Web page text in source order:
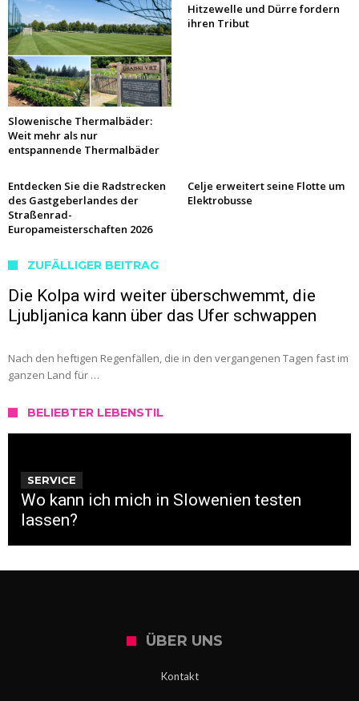
Slowenische Thermalbäder:
Weit mehr als nur
entspannende Thermalbäder
Hitzewelle und Dürre fordern
ihren Tribut
Entdecken Sie die Radstrecken
des Gastgeberlandes der
Straßenrad-
Europameisterschaften 2026
Celje erweitert seine Flotte um
Elektrobusse
ZUFÄLLIGER BEITRAG
Die Kolpa wird weiter überschwemmt, die
Ljubljanica kann über das Ufer schwappen
Nach den heftigen Regenfällen, die in den vergangenen Tagen fast im
ganzen Land für …
BELIEBTER LEBENSTIL
SERVICE
Wo kann ich mich in Slowenien testen
lassen?
ÜBER UNS
Kontakt